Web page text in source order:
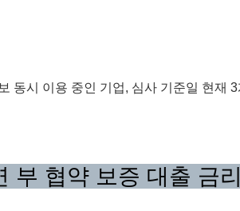
동시 이용 중인 기업, 심사 기준일 현재
부 협약 보증 대출 금리